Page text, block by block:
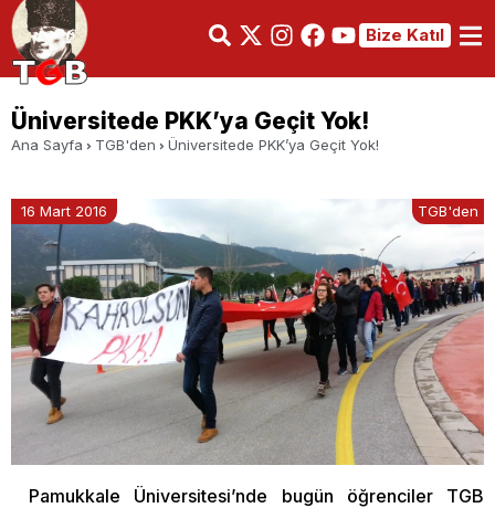
Bize Katıl
Üniversitede PKK’ya Geçit Yok!
Ana Sayfa TGB'den Üniversitede PKK’ya Geçit Yok!
16 Mart 2016 TGB'den
Pamukkale Üniversitesi’nde bugün öğrenciler TGB